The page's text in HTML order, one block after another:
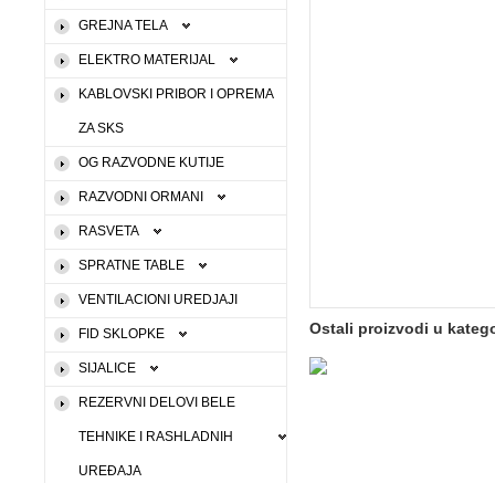
GREJNA TELA
ELEKTRO MATERIJAL
KABLOVSKI PRIBOR I OPREMA
ZA SKS
OG RAZVODNE KUTIJE
RAZVODNI ORMANI
RASVETA
SPRATNE TABLE
VENTILACIONI UREDJAJI
FID SKLOPKE
SIJALICE
REZERVNI DELOVI BELE
TEHNIKE I RASHLADNIH
UREĐAJA
Ostali proizvodi u